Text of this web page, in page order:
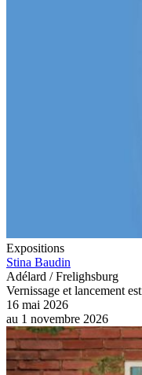
Expositions
Stina Baudin
Adélard / Frelighsburg
Vernissage et lancement
16 mai 2026
au 1 novembre 2026